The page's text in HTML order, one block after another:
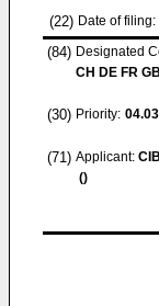
(22) Date of filing:
(84) Designated
CH DE FR
(30) Priority:
(71) Applicant:
()